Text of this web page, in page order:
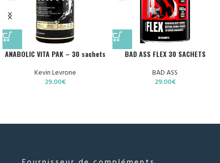
ANABOLIC VITA PAK – 30 sachets
Kevin Levrone
29.00€
BAD ASS FLEX 30 SACHETS
BAD ASS
29.00€